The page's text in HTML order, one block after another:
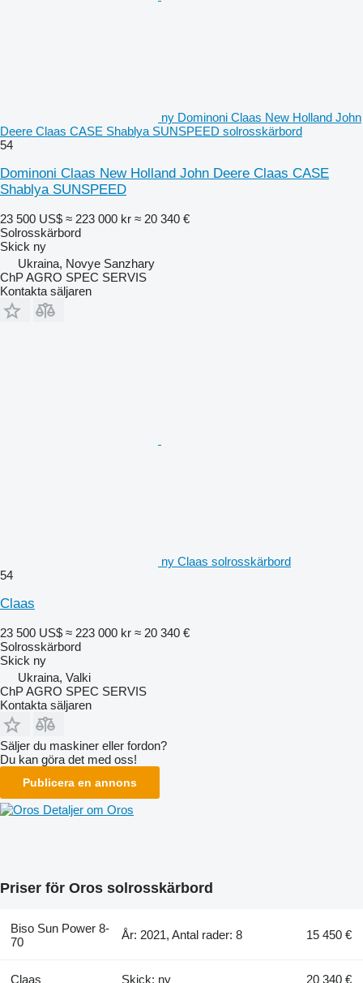
ny Dominoni Claas New Holland John
Deere Claas CASE Shablya SUNSPEED solrosskärbord
54
Dominoni Claas New Holland John Deere Claas CASE
Shablya SUNSPEED
23 500 US$ ≈ 223 000 kr ≈ 20 340 €
Solrosskärbord
Skick ny
Ukraina, Novye Sanzhary
ChP AGRO SPEC SERVIS
Kontakta säljaren
ny Claas solrosskärbord
54
Claas
23 500 US$ ≈ 223 000 kr ≈ 20 340 €
Solrosskärbord
Skick ny
Ukraina, Valki
ChP AGRO SPEC SERVIS
Kontakta säljaren
Säljer du maskiner eller fordon?
Du kan göra det med oss!
Publicera en annons
Detaljer om Oros
Priser för Oros solrosskärbord
Biso Sun Power 8-
70
År: 2021, Antal rader: 8 15 450 €
Claas Skick: ny 20 340 €